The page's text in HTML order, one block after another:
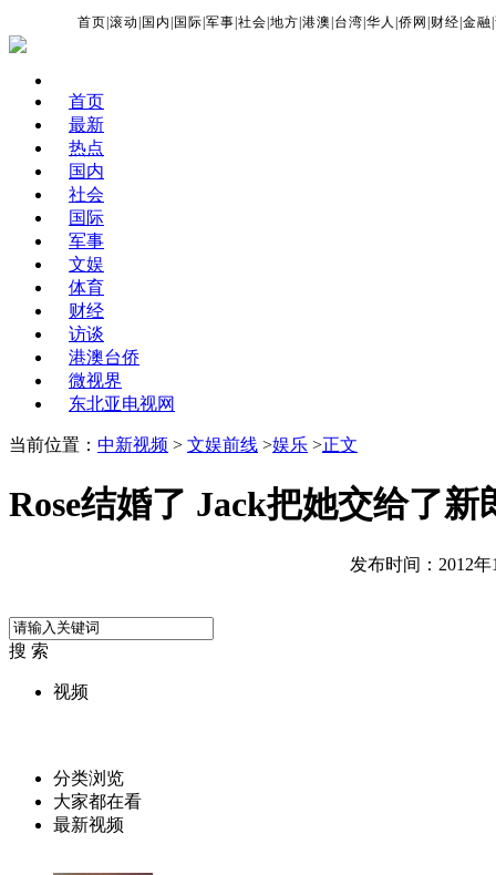
首页 |滚动 国内 国际 |军事 |社会 |地方 |港澳 台湾 |华人 |侨网 财经 |金融 |
首页
最新
热点
国内
社会
国际
军事
文娱
体育
财经
访谈
港澳台侨
微视界
东北亚电视网
当前位置： 中新视频 > 文娱前线 >娱乐 >正文
Rose结婚了 Jack把她交给了新
发布时间：2012年
搜 索
视频
分类浏览
大家都在看
最新视频